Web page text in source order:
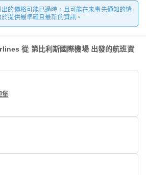
的價格可能已過時，且可能在未事先通知的情
提供最準確且最新的資訊。
從 第比利斯國際機場 出發的航班資
堡